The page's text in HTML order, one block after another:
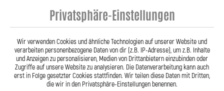
Bremsleitungen von Lothar Spiegler Kfz-Leitungen GmbH entscheiden
Sie sich für echte deutsche Qualität, höchste Sicherheit und ein
Verbesserung Ihres Bremsgefühls.
Hier zu unserem Video „Stahlflex vs. Gummi“
Privatsphäre-Einstellungen
Wir verwenden Cookies und ähnliche Technologien auf unserer Website und
verarbeiten personenbezogene Daten von dir (z.B. IP-Adresse), um z.B. Inhalte
und Anzeigen zu personalisieren, Medien von Drittanbietern einzubinden oder
Zugriffe auf unsere Website zu analysieren. Die Datenverarbeitung kann auch
erst in Folge gesetzter Cookies stattfinden. Wir teilen diese Daten mit Dritten,
die wir in den Privatsphäre-Einstellungen benennen.